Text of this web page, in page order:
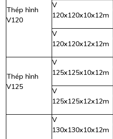
Thép hình
V120
V
120x120x10x12m
V
120x120x12x12m
Thép hình
V125
V
125x125x10x12m
V
125x125x12x12m
V
130x130x10x12m